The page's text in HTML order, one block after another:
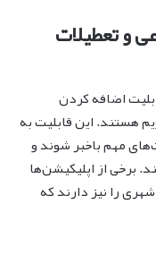
و تعطیلات
اضافه کردن
هستند. این قابلیت به
مهم باخبر شوند و
برخی از اپلیکیشن‌ها
را نیز دارند که